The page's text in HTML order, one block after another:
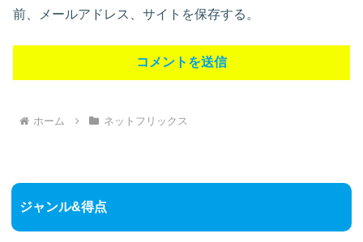
前、メールアドレス、サイトを保存する。
ホーム ネットフリックス
ジャンル&得点